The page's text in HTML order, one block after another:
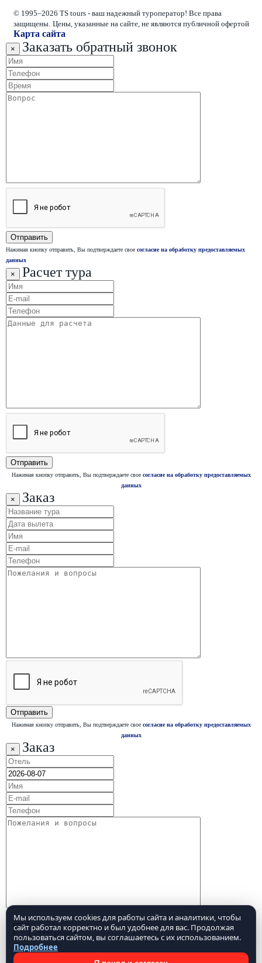
Мы используем cookies для работы сайта и аналитики, чтобы
сайт работал корректно и был удобнее для вас. Продолжая
пользоваться сайтом, вы соглашаетесь с их использованием.
Подробнее
© 1995–2026 TS tours - ваш надежный туроператор! Все права
защищены. Цены, указанные на сайте, не являются публичной офертой
Карта сайта
× Заказать обратный звонок
Нажимая кнопку отправить, Вы подтверждаете свое согласие на обработку предоставляемых
данных
× Расчет тура
Нажимая кнопку отправить, Вы подтверждаете свое согласие на обработку предоставляемых
данных
× Заказ
Нажимая кнопку отправить, Вы подтверждаете свое согласие на обработку предоставляемых
данных
× Заказ